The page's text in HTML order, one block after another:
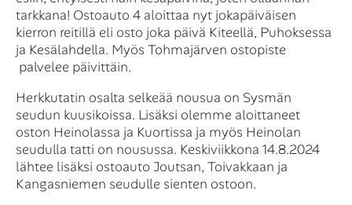
tarkkana! Ostoauto 4 aloittaa nyt jokapäiväisen
kierron reitillä eli osto joka päivä Kiteellä, Puhoksessa
ja Kesälahdella. Myös Tohmajärven ostopiste
palvelee päivittäin.
Herkkutatin osalta selkeää nousua on Sysmän
seudun kuusikoissa. Lisäksi olemme aloittaneet
oston Heinolassa ja Kuortissa ja myös Heinolan
seudulla tatti on nousussa. Keskiviikkona 14.8.2024
lähtee lisäksi ostoauto Joutsan, Toivakkaan ja
Kangasniemen seudulle sienten ostoon.